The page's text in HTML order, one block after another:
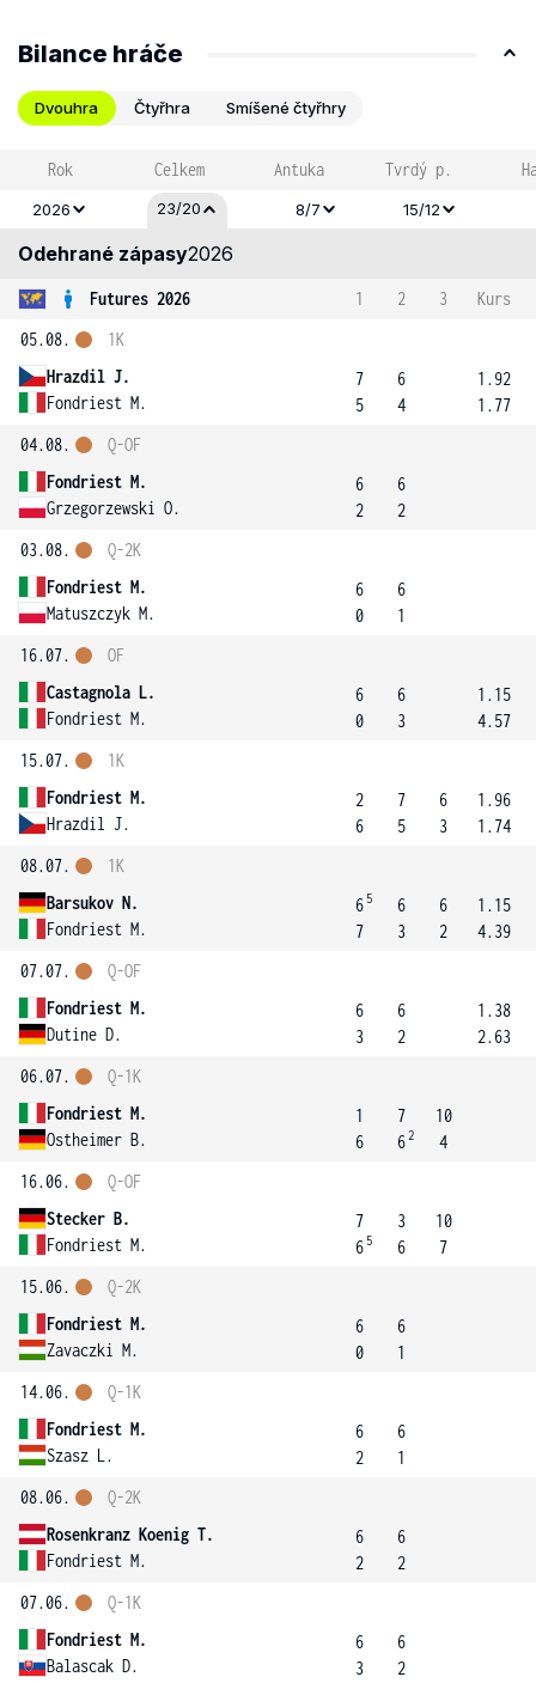
Bilance hráče
Dvouhra Čtyřhra Smíšené čtyřhry
Rok Celkem Antuka Tvrdý p.
2026 23/20 8/7 15/12
Odehrané zápasy2026
Futures 2026 1 2 3
Kurs
05.08.
Hrazdil J.
Fondriest M.
1K
7
5
6
4
1.92
1.77
04.08.
Fondriest M.
Grzegorzewski O.
Q-OF
6
2
6
2
03.08.
Fondriest M.
Matuszczyk M.
Q-2K
6
0
6
1
16.07.
Castagnola L.
Fondriest M.
OF
6
0
6
3
1.15
4.57
15.07.
Fondriest M.
Hrazdil J.
1K
2
6
7
5
6
3
1.96
1.74
08.07.
Barsukov N.
Fondriest M.
1K
6 5
7
6
3
6
2
1.15
4.39
07.07.
Fondriest M.
Dutine D.
Q-OF
6
3
6
2
1.38
2.63
06.07.
Fondriest M.
Ostheimer B.
Q-1K
1
6
7
62
10
4
16.06.
Stecker B.
Fondriest M.
Q-OF
7
6 5
3
6
10
7
15.06.
Fondriest M.
Zavaczki M.
Q-2K
6
0
6
1
14.06.
Fondriest M.
Szasz L.
Q-1K
6
2
6
1
08.06.
Rosenkranz Koenig T.
Fondriest M.
Q-2K
6
2
6
2
07.06.
Fondriest M.
Balascak D.
Q-1K
6
3
6
2